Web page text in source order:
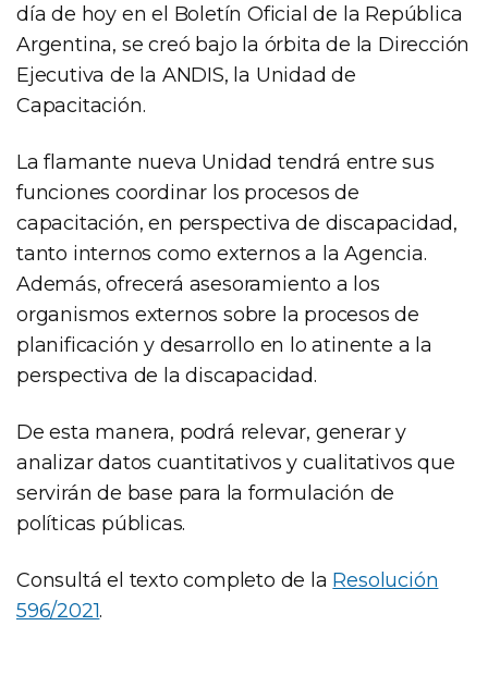
día de hoy en el Boletín Oficial de la República
Argentina, se creó bajo la órbita de la Dirección
Ejecutiva de la ANDIS, la Unidad de
Capacitación.
La flamante nueva Unidad tendrá entre sus
funciones coordinar los procesos de
capacitación, en perspectiva de discapacidad,
tanto internos como externos a la Agencia.
Además, ofrecerá asesoramiento a los
organismos externos sobre la procesos de
planificación y desarrollo en lo atinente a la
perspectiva de la discapacidad.
De esta manera, podrá relevar, generar y
analizar datos cuantitativos y cualitativos que
servirán de base para la formulación de
políticas públicas.
Consultá el texto completo de la Resolución
596/2021.